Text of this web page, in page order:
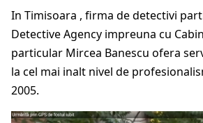
In Timisoara , firma de detectivi
Detective Agency impreuna cu
particular Mircea Banescu ofera
la cel mai inalt nivel de
2005.